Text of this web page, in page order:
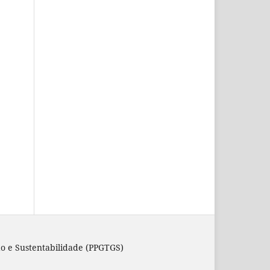
e Sustentabilidade (PPGTGS)